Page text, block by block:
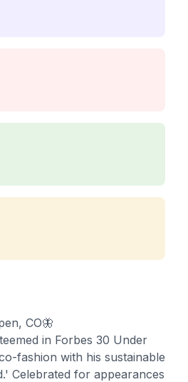
CO🦋
in Forbes 30 Under
fashion with his sustainable
Celebrated for appearances